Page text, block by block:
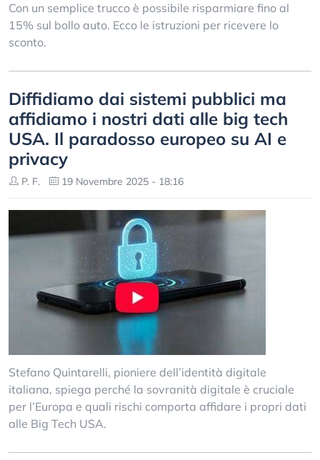
Con un semplice trucco è possibile risparmiare fino al
15% sul bollo auto. Ecco le istruzioni per ricevere lo
sconto.
Diffidiamo dai sistemi pubblici ma
affidiamo i nostri dati alle big tech
USA. Il paradosso europeo su AI e
privacy
P. F. 19 Novembre 2025 - 18:16
Stefano Quintarelli, pioniere dell’identità digitale
italiana, spiega perché la sovranità digitale è cruciale
per l’Europa e quali rischi comporta affidare i propri dati
alle Big Tech USA.